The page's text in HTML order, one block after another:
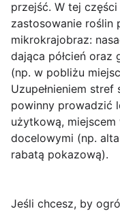
przejść. W tej
zastosowanie roślin
mikrokrajobraz:
dająca półcień oraz
(np. w pobliżu
Uzupełnieniem stref
powinny prowadzić
użytkową,
docelowymi (np.
rabatą pokazową).
Jeśli chcesz, by